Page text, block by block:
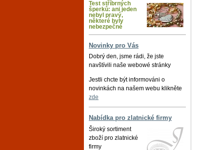
Test stříbrných
šperků: ani jeden
nebyl pravý,
některé byly
nebezpečné
Novinky pro Vás
Dobrý den, jsme rádi, že jste
navštívili naše webowé stránky
Jestli chcte být informováni o
novinkách na našem webu klikněte
zde
Nabídka pro zlatnické firmy
Široký sortiment
zboží pro zlatnické
firmy